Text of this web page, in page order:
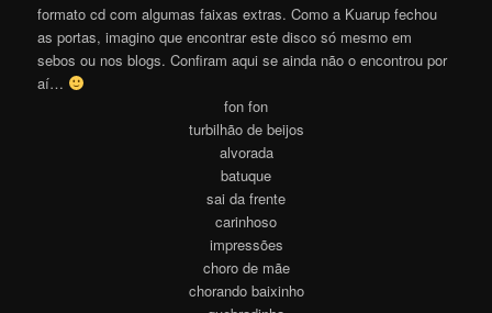
formato cd com algumas faixas extras. Como a Kuarup fechou
as portas, imagino que encontrar este disco só mesmo em
sebos ou nos blogs. Confiram aqui se ainda não o encontrou por
aí…
fon fon
turbilhão de beijos
alvorada
batuque
sai da frente
carinhoso
impressões
choro de mãe
chorando baixinho